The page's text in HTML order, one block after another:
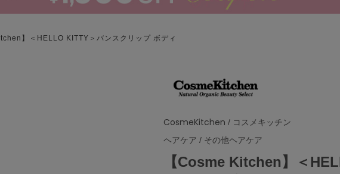
】＜HELLO KITTY＞バンスクリップ ボディ
CosmeKitchen / コスメキッチン
ヘアケア / その他ヘアケア
【Cosme Kitchen】＜